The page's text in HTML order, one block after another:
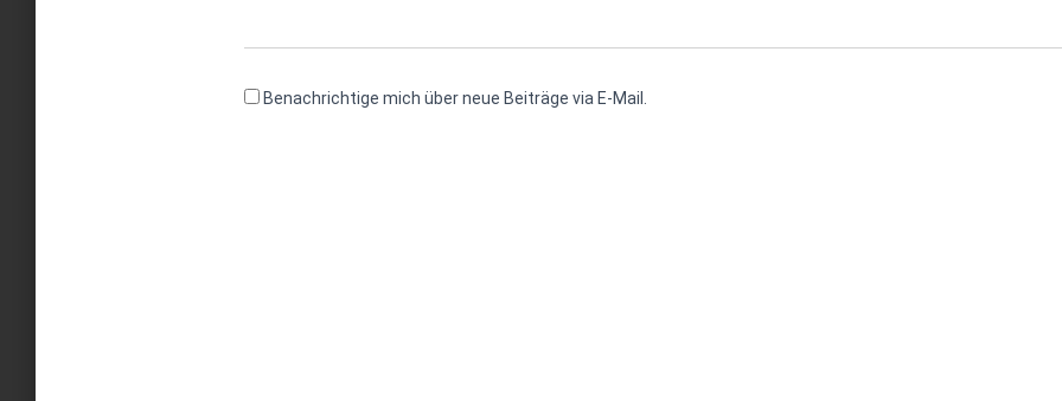
Benachrichtige mich über neue Beiträge via E-Mail.